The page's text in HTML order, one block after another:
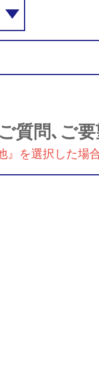
質問､ご要
を選択した場